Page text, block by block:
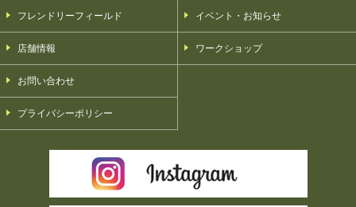
フレンドリーフィールド
店舗情報
お問い合わせ
プライバシーポリシー
イベント・お知らせ
ワークショップ